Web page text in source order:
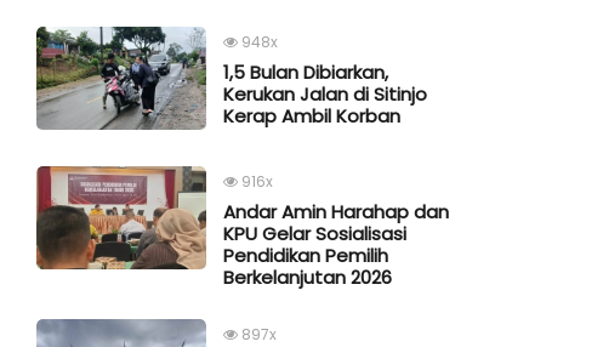
948x
1,5 Bulan Dibiarkan,
Kerukan Jalan di Sitinjo
Kerap Ambil Korban
916x
Andar Amin Harahap dan
KPU Gelar Sosialisasi
Pendidikan Pemilih
Berkelanjutan 2026
897x